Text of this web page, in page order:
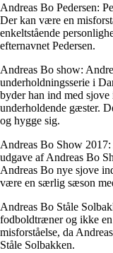
Andreas Bo Pedersen:
Der kan være en
enkeltstående
efternavnet Pedersen.
Andreas Bo show:
underholdningsserie i
byder han ind med
underholdende gæster.
og hygge sig.
Andreas Bo Show
udgave af Andreas Bo
Andreas Bo nye sjove
være en særlig sæson
Andreas Bo Ståle
fodboldtræner og ikke
misforståelse, da
Ståle Solbakken.